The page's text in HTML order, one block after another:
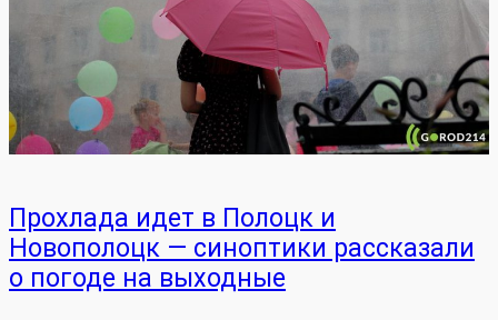
Прохлада идет в Полоцк и
Новополоцк — синоптики рассказали
о погоде на выходные